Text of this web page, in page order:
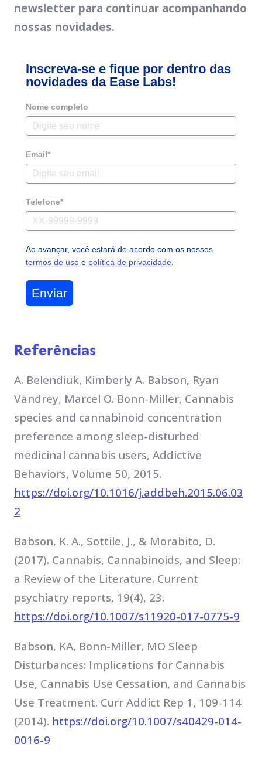
newsletter para continuar acompanhando
nossas novidades.
Inscreva-se e fique por dentro das
novidades da Ease Labs!
Nome completo
Email*
Telefone*
Ao avançar, você estará de acordo com os nossos
termos de usoe política de privacidade.
Enviar
Referências
A. Belendiuk, Kimberly A. Babson, Ryan
Vandrey, Marcel O. Bonn-Miller, Cannabis
species and cannabinoid concentration
preference among sleep-disturbed
medicinal cannabis users, Addictive
Behaviors, Volume 50, 2015.
https://doi.org/10.1016/j.addbeh.2015.06.03
2
Babson, K. A., Sottile, J., & Morabito, D.
(2017). Cannabis, Cannabinoids, and Sleep:
a Review of the Literature. Current
psychiatry reports, 19(4), 23.
https://doi.org/10.1007/s11920-017-0775-9
Babson, KA, Bonn-Miller, MO Sleep
Disturbances: Implications for Cannabis
Use, Cannabis Use Cessation, and Cannabis
Use Treatment. Curr Addict Rep 1, 109-114
(2014). https://doi.org/10.1007/s40429-014-
0016-9